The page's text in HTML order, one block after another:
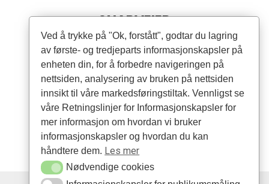
SNARVEIER
Produkter
Forhandlere
Artikler
Ved å trykke på "Ok, forstått", godtar du lagring
av første- og tredjeparts informasjonskapsler på
enheten din, for å forbedre navigeringen på
nettsiden, analysering av bruken på nettsiden
innsikt til våre markedsføringstiltak. Vennligst se
våre Retningslinjer for Informasjonskapsler for
mer informasjon om hvordan vi bruker
informasjonskapsler og hvordan du kan
håndtere dem. Les mer
Nødvendige cookies